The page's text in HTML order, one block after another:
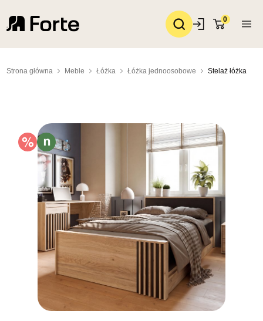
0
Strona główna Meble Łóżka Łóżka jednoosobowe Stelaż łóżka